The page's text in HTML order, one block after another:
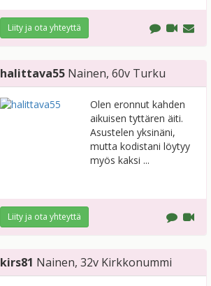
Liity ja ota yhteyttä
halittava55 Nainen, 60v Turku
Olen eronnut kahden
aikuisen tyttären äiti.
Asustelen yksinäni,
mutta kodistani löytyy
myös kaksi ...
Liity ja ota yhteyttä
kirs81 Nainen, 32v Kirkkonummi